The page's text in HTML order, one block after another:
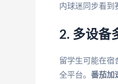
内球迷同步看到
2. 多设备
留学生可能在
全平台。 番茄加